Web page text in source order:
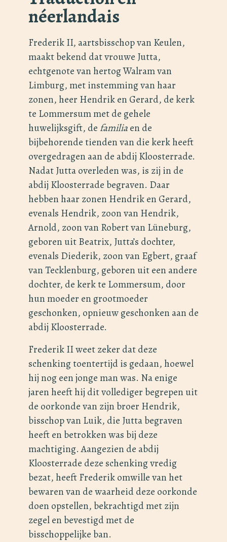
néerlandais
Frederik II, aartsbisschop van Keulen,
maakt bekend dat vrouwe Jutta,
echtgenote van hertog Walram van
Limburg, met instemming van haar
zonen, heer Hendrik en Gerard, de kerk
te Lommersum met de gehele
huwelijksgift, de familiaen de
bijbehorende tienden van die kerk heeft
overgedragen aan de abdij Kloosterrade.
Nadat Jutta overleden was, is zij in de
abdij Kloosterrade begraven. Daar
hebben haar zonen Hendrik en Gerard,
evenals Hendrik, zoon van Hendrik,
Arnold, zoon van Robert van Lüneburg,
geboren uit Beatrix, Jutta’s dochter,
evenals Diederik, zoon van Egbert, graaf
van Tecklenburg, geboren uit een andere
dochter, de kerk te Lommersum, door
hun moeder en grootmoeder
geschonken, opnieuw geschonken aan de
abdij Kloosterrade.
Frederik II weet zeker dat deze
schenking toentertijd is gedaan, hoewel
hij nog een jonge man was. Na enige
jaren heeft hij dit vollediger begrepen uit
de oorkonde van zijn broer Hendrik,
bisschop van Luik, die Jutta begraven
heeft en betrokken was bij deze
machtiging. Aangezien de abdij
Kloosterrade deze schenking vredig
bezat, heeft Frederik omwille van het
bewaren van de waarheid deze oorkonde
doen opstellen, bekrachtigd met zijn
zegel en bevestigd met de
bisschoppelijke ban.